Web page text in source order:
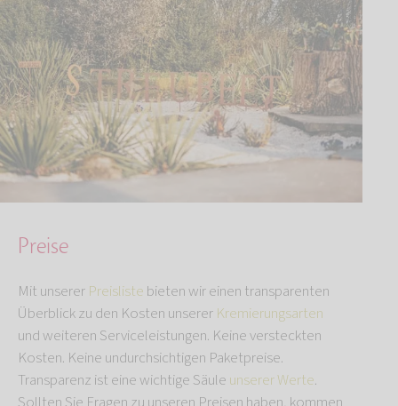
Preise
Mit unserer Preisliste bieten wir einen transparenten
Überblick zu den Kosten unserer Kremierungsarten
und weiteren Serviceleistungen. Keine versteckten
Kosten. Keine undurchsichtigen Paketpreise.
Transparenz ist eine wichtige Säule unserer Werte.